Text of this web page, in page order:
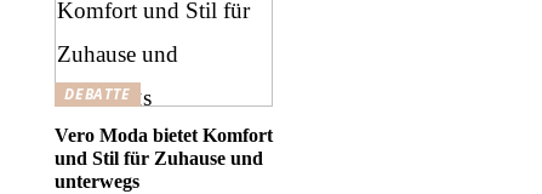
DEBATTE
Vero Moda bietet Komfort
und Stil für Zuhause und
unterwegs